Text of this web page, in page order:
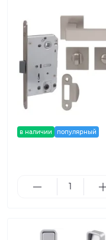
в наличии популярный